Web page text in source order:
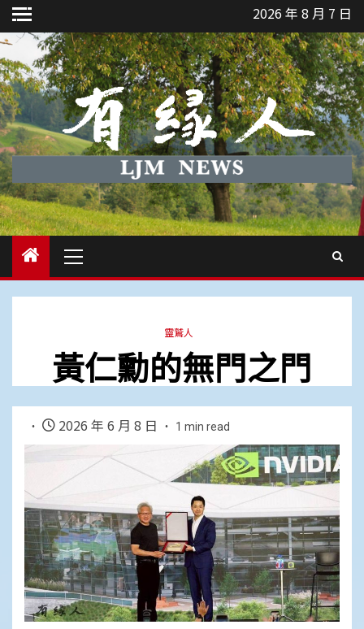
Skip
to
content
2026 年 8 月 7 日
Menu
靈鷲人
黃仁勳的無門之門
2026 年 6 月 8 日 1 min read